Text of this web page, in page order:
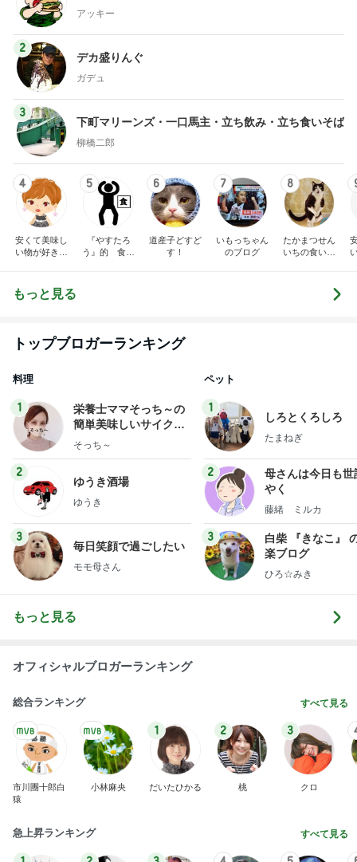
アッキー
2
デカ盛りんぐ
ガデュ
3
下町マリーンズ・一口馬主・立ち飲み・立ち食いそば
柳橋二郎
4
安くて美味し
い物が好き☆
5
『やすたろ
う』的 食の
6
道産子どすど
す！
7
いもっちゃん
のブログ
8
たかまつせん
いちの食い散
もっと見る
トップブロガーランキング
料理
1
栄養士ママそっち～の
簡単美味しいサイクル
献立
そっち～
2
ゆうき酒場
ゆうき
3
毎日笑顔で過ごしたい
モモ母さん
ペット
1
しろとくろしろ
たまねぎ
2
母さんは今日も世
やく
藤緒 ミルカ
3
白柴 『きなこ』
楽ブログ
ひろ☆みき
もっと見る
オフィシャルブロガーランキング
総合ランキング すべて見る
市川團十郎白
猿
小林麻央
1
だいたひかる
2
桃
3
クロ
急上昇ランキング すべて見る